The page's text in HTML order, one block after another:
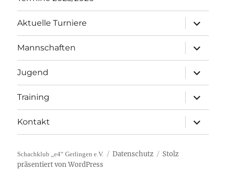
Aktuelle Turniere
öffnen
Mannschaften
öffnen
Jugend
öffnen
Training
öffnen
Kontakt
öffnen
Schachklub „e4“ Gerlingen e.V. Datenschutz
Stolz
präsentiert von WordPress